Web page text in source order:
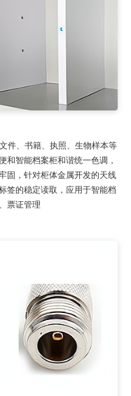
件、书籍、执照、生物样本等
和智能档案柜和谐统一色调，
固，针对柜体金属开发的天线
签的稳定读取，应用于智能档
票证管理